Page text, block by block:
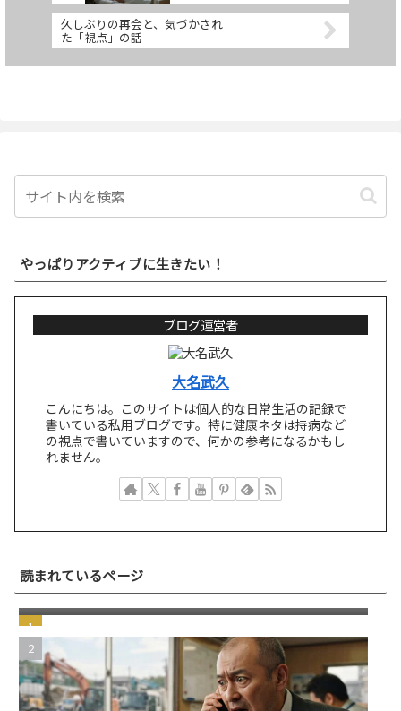
久しぶりの再会と、気づかされ
た「視点」の話
やっぱりアクティブに生きたい！
ブログ運営者
大名武久
こんにちは。このサイトは個人的な日常生活の記録で
書いている私用ブログです。特に健康ネタは持病など
の視点で書いていますので、何かの参考になるかもし
れません。
読まれているページ
突然届いた"Paris付近で新しいデバイスから
先ほどログインしましたか？"という引っか
けスパムメール